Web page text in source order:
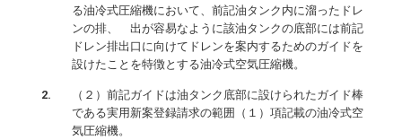
る油冷式圧縮機において、前記油タンク内に溜ったドレ
ンの排、 出が容易なように該油タンクの底部には前記
ドレン排出口に向けてドレンを案内するためのガイドを
設けたことを特徴とする油冷式空気圧縮機。
（２）前記ガイドは油タンク底部に設けられたガイド棒
である実用新案登録請求の範囲（１）項記載の油冷式空
気圧縮機。